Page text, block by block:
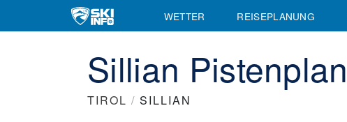
WETTER REISEPLANUNG
Sillian Pistenplan
TIROL / SILLIAN